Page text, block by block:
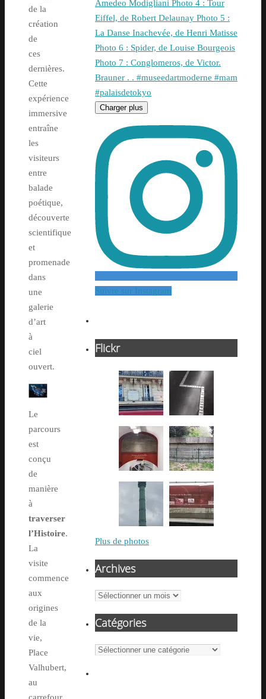
de la
création
de
ces
dernières.
Cette
expérience
immersive
entraîne
les
visiteurs
entre
balade
poétique,
découverte
scientifique
et
promenade
dans
une
galerie
d’art
à
ciel
ouvert.
Le
parcours
est
conçu
de
manière
à
traverser
l’Histoire.
La
visite
commence
aux
origines
de la
vie,
Place
Valhubert,
au
Charger plus
Suivre sur Instagram
Flickr
Plus de photos
Archives
Archives
Catégories
Catégories